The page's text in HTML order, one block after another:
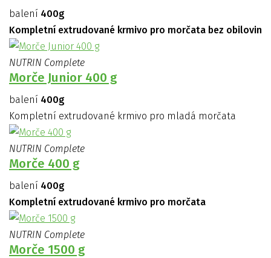
balení 400g
Kompletní extrudované krmivo pro morčata bez obilovin
NUTRIN Complete
Morče Junior 400 g
balení 400g
Kompletní extrudované krmivo pro mladá morčata
NUTRIN Complete
Morče 400 g
balení 400g
Kompletní extrudované krmivo pro morčata
NUTRIN Complete
Morče 1500 g